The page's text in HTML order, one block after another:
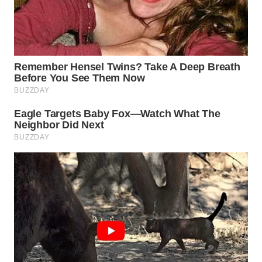
WN
INDRAMAYU
WN
KUNINGAN
WN
MAJALENGKA
WN
SUBANG
WN
SUKABUMI
WN
PURWAKARTA